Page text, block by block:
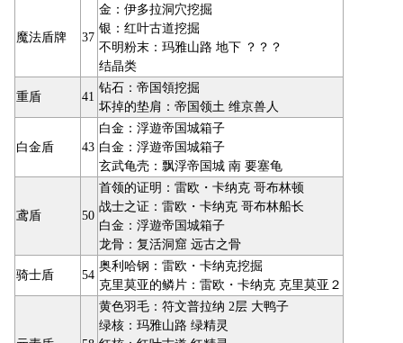
魔法盾牌 37
金：伊多拉洞穴挖掘
银：红叶古道挖掘
不明粉末：玛雅山路 地下 ？？？
结晶类
重盾 41
钻石：帝国領挖掘
坏掉的垫肩：帝国领土 维京兽人
白金盾 43
白金：浮遊帝国城箱子
白金：浮遊帝国城箱子
玄武龟壳：飘浮帝国城 南 要塞龟
鸢盾 50
首领的证明：雷欧・卡纳克 哥布林顿
战士之证：雷欧・卡纳克 哥布林船长
白金：浮遊帝国城箱子
龙骨：复活洞窟 远古之骨
骑士盾 54
奥利哈钢：雷欧・卡纳克挖掘
克里莫亚的鳞片：雷欧・卡纳克 克里莫亚２
黄色羽毛：符文普拉纳 2层 大鸭子
绿核：玛雅山路 绿精灵